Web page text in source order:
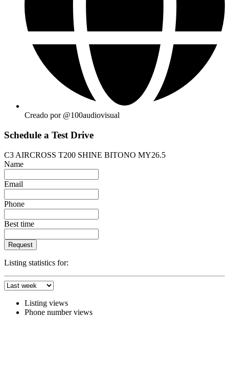
Creado por @100audiovisual
Schedule a Test Drive
C3 AIRCROSS T200 SHINE BITONO MY26.5
Name
Email
Phone
Best time
Request
Listing statistics for:
Listing views
Phone number views